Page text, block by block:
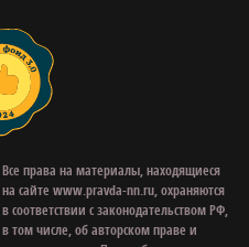
Все права на материалы, находящиеся
на сайте www.pravda-nn.ru, охраняются
в соответствии с законодательством РФ,
в том числе, об авторском праве и